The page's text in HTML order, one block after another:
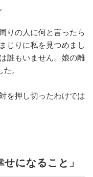
りの人に何と言ったら
じりに私を見つめまし
誰もいません。娘の離
。
を押し切ったわけでは
になること」